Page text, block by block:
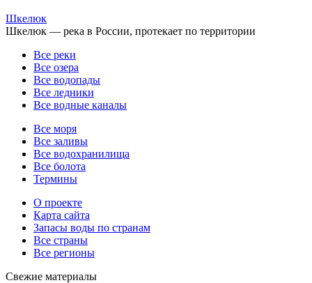
Шкелюк
Шкелюк — река в России, протекает по территории
Все реки
Все озера
Все водопады
Все ледники
Все водные каналы
Все моря
Все заливы
Все водохранилища
Все болота
Термины
О проекте
Карта сайта
Запасы воды по странам
Все страны
Все регионы
Свежие материалы